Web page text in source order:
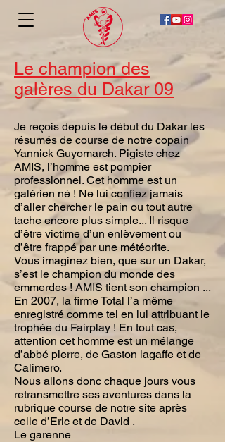
Le champion des
galères du Dakar 09
Je reçois depuis le début du Dakar les
résumés de course de notre copain
Yannick Guyomarch. Pigiste chez
AMIS, l’homme est pompier
professionnel. Cet homme est un
galérien né ! Ne lui confiez jamais
d’aller chercher le pain ou tout autre
tache encore plus simple... Il risque
d’être victime d’un enlèvement ou
d’être frappé par une météorite.
Vous imaginez bien, que sur un Dakar,
s’est le champion du monde des
emmerdes ! AMIS tient son champion ...
En 2007, la firme Total l’a même
enregistré comme tel en lui attribuant le
trophée du Fairplay ! En tout cas,
attention cet homme est un mélange
d’abbé pierre, de Gaston lagaffe et de
Calimero.
Nous allons donc chaque jours vous
retransmettre ses aventures dans la
rubrique course de notre site après
celle d’Eric et de David .
Le garenne